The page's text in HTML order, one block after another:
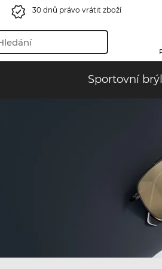
30 dnů právo vrátit zboží
Sportovní